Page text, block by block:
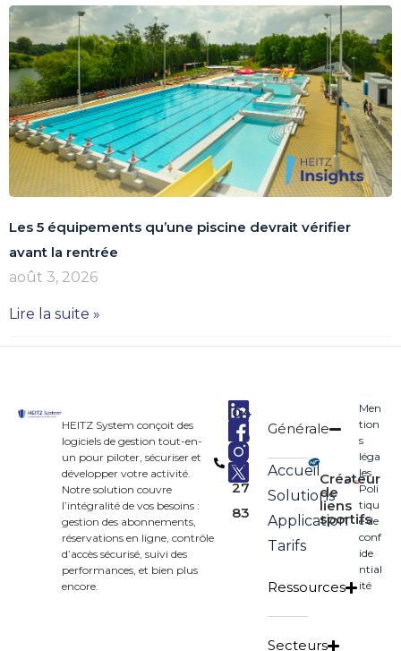
Les 5 équipements qu’une piscine devrait vérifier
avant la rentrée
août 3, 2026
Lire la suite »
HEITZ System conçoit des
logiciels de gestion tout-en-
un pour piloter, sécuriser et
développer votre activité.
Notre solution couvre
l’intégralité de vos besoins :
gestion des abonnements,
réservations en ligne, contrôle
d’accès sécurisé, suivi des
performances, et bien plus
encore.
04
90
33
27
83
Générale
Accueil
Solutions
Application
Tarifs
Ressources
Secteurs
Créateur
de
liens
sportifs
Men
tion
s
léga
les
Poli
tiqu
e de
conf
ide
ntial
ité